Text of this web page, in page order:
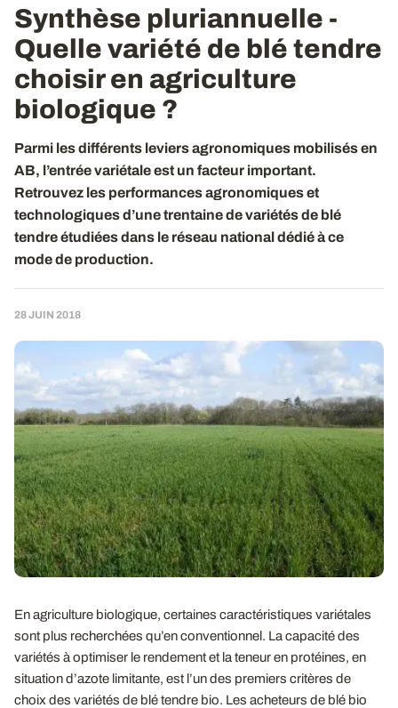
Synthèse pluriannuelle -
Quelle variété de blé tendre
choisir en agriculture
biologique ?
Parmi les différents leviers agronomiques mobilisés en
AB, l’entrée variétale est un facteur important.
Retrouvez les performances agronomiques et
technologiques d’une trentaine de variétés de blé
tendre étudiées dans le réseau national dédié à ce
mode de production.
28 JUIN 2018
En agriculture biologique, certaines caractéristiques variétales
sont plus recherchées qu’en conventionnel. La capacité des
variétés à optimiser le rendement et la teneur en protéines, en
situation d’azote limitante, est l’un des premiers critères de
choix des variétés de blé tendre bio. Les acheteurs de blé bio